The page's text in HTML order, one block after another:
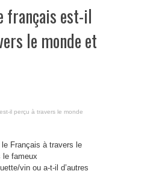
français est-il
le monde et
il perçu à travers le monde
Français à travers le
le fameux
vin ou a-t-il d’autres